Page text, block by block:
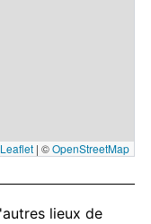
Leaflet | ©OpenStreetMap
lieux de